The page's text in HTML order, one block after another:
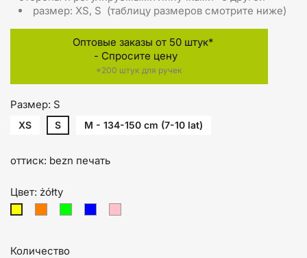
размер: XS, S (таблицу размеров смотрите ниже)
Оптовые заказы от 50 штук*
- Спросите цену
*200 штук для ручек
Размер: S
XS S M - 134-150 cm (7-10 lat)
оттиск: bezn печать
Цвет: żółty
Количество